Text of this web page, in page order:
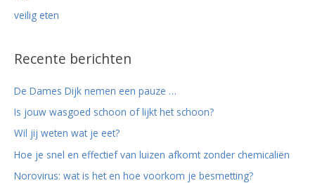
veilig eten
Recente berichten
De Dames Dijk nemen een pauze …
Is jouw wasgoed schoon of lijkt het schoon?
Wil jij weten wat je eet?
Hoe je snel en effectief van luizen afkomt zonder chemicaliën
Norovirus: wat is het en hoe voorkom je besmetting?